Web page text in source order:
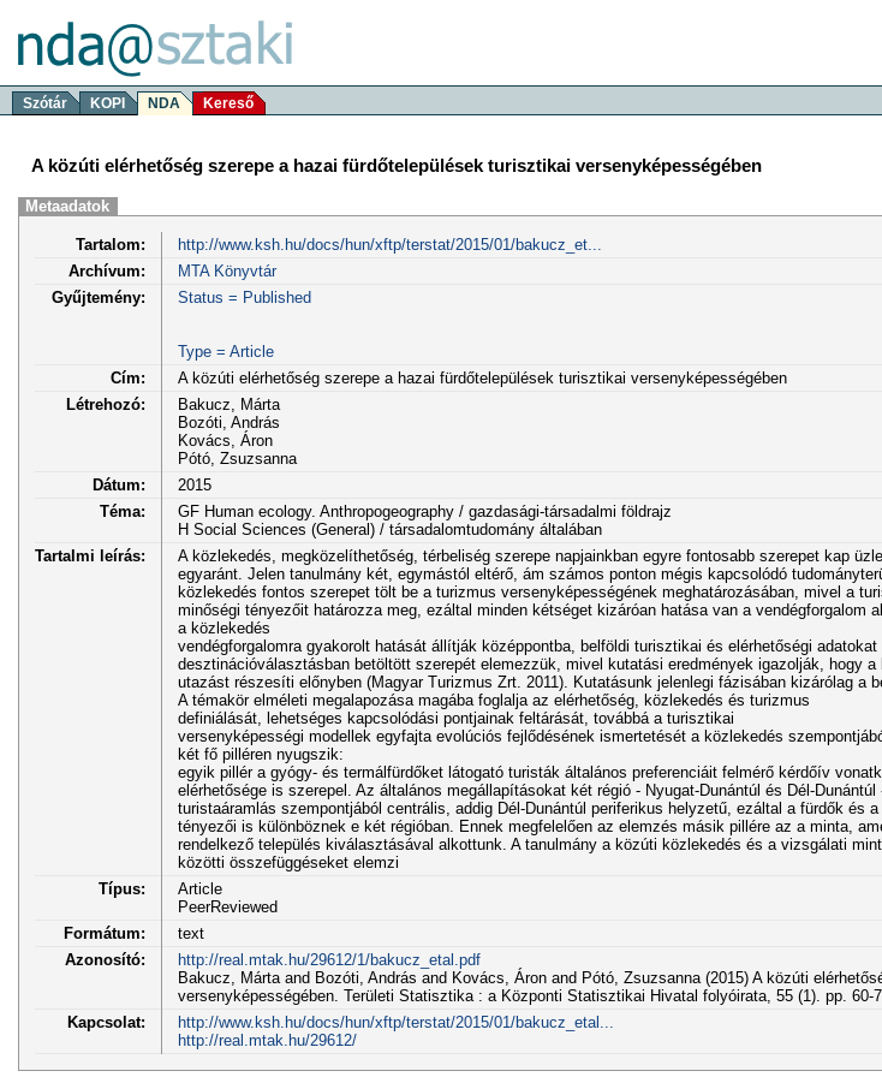
Szótár KOPI NDA Kereső
A közúti elérhetőség szerepe a hazai fürdőtelepülések turisztikai versenyképességében
Metaadatok
Tartalom:
http://www.ksh.hu/docs/hun/xftp/terstat/2015/01/bakucz_et...
Archívum:
MTA Könyvtár
Gyűjtemény:
Status = Published
Type = Article
Cím:
A közúti elérhetőség szerepe a hazai fürdőtelepülések turisztikai versenyképességében
Létrehozó:
Bakucz, Márta
Bozóti, András
Kovács, Áron
Pótó, Zsuzsanna
Dátum:
2015
Téma:
GF Human ecology. Anthropogeography / gazdasági-társadalmi földrajz
H Social Sciences (General) / társadalomtudomány általában
Tartalmi leírás:
A közlekedés, megközelíthetőség, térbeliség szerepe napjainkban egyre fontosabb szerepet kap
egyaránt. Jelen tanulmány két, egymástól eltérő, ám számos ponton mégis kapcsolódó
közlekedés fontos szerepet tölt be a turizmus versenyképességének meghatározásában, mivel a
minőségi tényezőit határozza meg, ezáltal minden kétséget kizáróan hatása van a vendégforgalom
a közlekedés
vendégforgalomra gyakorolt hatását állítják középpontba, belföldi turisztikai és elérhetőségi
desztinációválasztásban betöltött szerepét elemezzük, mivel kutatási eredmények igazolják, hogy
utazást részesíti előnyben (Magyar Turizmus Zrt. 2011). Kutatásunk jelenlegi fázisában kizárólag a
A témakör elméleti megalapozása magába foglalja az elérhetőség, közlekedés és turizmus
definiálását, lehetséges kapcsolódási pontjainak feltárását, továbbá a turisztikai
versenyképességi modellek egyfajta evolúciós fejlődésének ismertetését a közlekedés
két fő pilléren nyugszik:
egyik pillér a gyógy- és termálfürdőket látogató turisták általános preferenciáit felmérő kérdőív
elérhetősége is szerepel. Az általános megállapításokat két régió - Nyugat-Dunántúl és Dél-
turistaáramlás szempontjából centrális, addig Dél-Dunántúl periferikus helyzetű, ezáltal a fürdők és
tényezői is különböznek e két régióban. Ennek megfelelően az elemzés másik pillére az a minta,
rendelkező település kiválasztásával alkottunk. A tanulmány a közúti közlekedés és a vizsgálati
közötti összefüggéseket elemzi
Típus:
Article
PeerReviewed
Formátum:
text
Azonosító:
http://real.mtak.hu/29612/1/bakucz_etal.pdf
Bakucz, Márta and Bozóti, András and Kovács, Áron and Pótó, Zsuzsanna (2015) A közúti
versenyképességében. Területi Statisztika : a Központi Statisztikai Hivatal folyóirata, 55 (1). pp. 60-
Kapcsolat:
http://www.ksh.hu/docs/hun/xftp/terstat/2015/01/bakucz_etal...
http://real.mtak.hu/29612/